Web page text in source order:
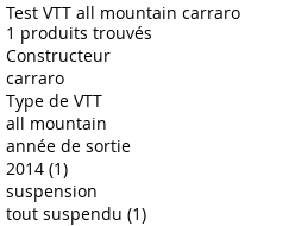
Test VTT all mountain carraro
1 produits trouvés
Constructeur
carraro
Type de VTT
all mountain
année de sortie
2014 (1)
suspension
tout suspendu (1)